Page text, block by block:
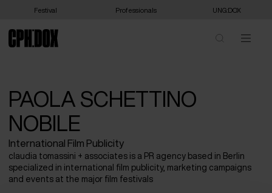
Festival Professionals UNG:DOX
PAOLA SCHETTINO
NOBILE
International Film Publicity
claudia tomassini + associates is a PR agency based in Berlin
specialized in international film publicity, marketing campaigns
and events at the major film festivals